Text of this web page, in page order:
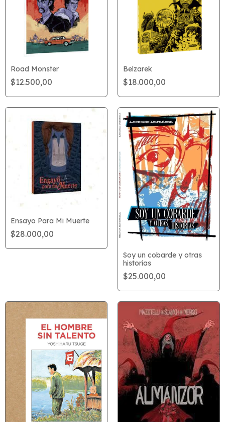
Road Monster
$12.500,00
Belzarek
$18.000,00
Ensayo Para Mi Muerte
$28.000,00
Soy un cobarde y otras
historias
$25.000,00